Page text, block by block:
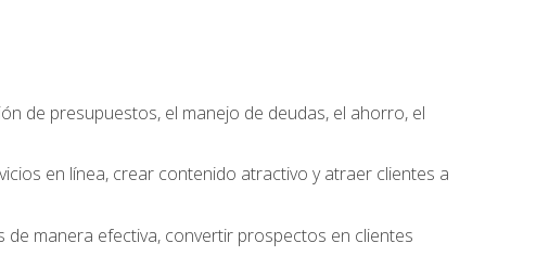
de presupuestos, el manejo de deudas, el ahorro, el
en línea, crear contenido atractivo y atraer clientes a
manera efectiva, convertir prospectos en clientes